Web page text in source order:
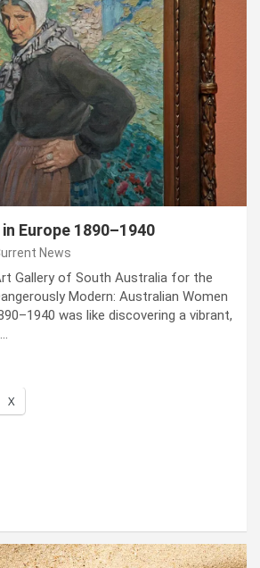
Europe 1890–1940
News
Gallery of South Australia for the
Modern: Australian Women
was like discovering a vibrant,
X